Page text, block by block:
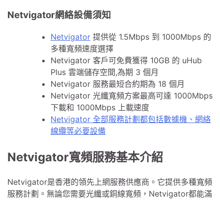
Netvigator網絡設備須知
Netvigator 提供從 1.5Mbps 到 1000Mbps 的
多種寬頻速度選擇
Netvigator 客戶可免費獲得 10GB 的 uHub
Plus 雲端儲存空間,為期 3 個月
Netvigator 服務最短合約期為 18 個月
Netvigator 光纖寬頻方案最高可達 1000Mbps
下載和 1000Mbps 上載速度
Netvigator 全部服務計劃都包括數據機、網絡
線纜等必要設備
Netvigator寬頻服務基本介紹
Netvigator是香港的領先上網服務供應商。它提供多種寬頻
服務計劃。無論您需要光纖或銅線寬頻，Netvigator都能滿